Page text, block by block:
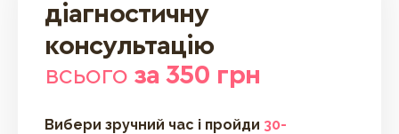
діагностичну
консультацію
всього за 350 грн
Вибери зручний час і пройди 30-